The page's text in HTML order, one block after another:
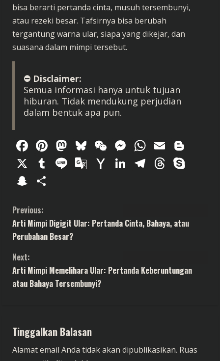
bisa berarti pertanda cinta, musuh tersembunyi,
atau rezeki besar. Tafsirnya bisa berubah
tergantung warna ular, siapa yang dikejar, dan
suasana dalam mimpi tersebut.
⛔️ Disclaimer:
Semua informasi hanya untuk tujuan
hiburan. Tidak mendukung perjudian
dalam bentuk apa pun.
Facebook
Pinterest
Mastodon
Bluesky
WeChat
Messenger
Email
X
Tumblr
LineGoogle
YahooLinkedIn
Telegram
Snapchat
C
o
n
t
u
Previous:
Arti Mimpi Digigit Ular: Pertanda Cinta, Bahaya, atau
Perubahan Besar?
Next:
Arti Mimpi Memelihara Ular: Pertanda Keberuntungan
atau Bahaya Tersembunyi?
Tinggalkan Balasan
Alamat email Anda tidak akan dipublikasikan. Ruas